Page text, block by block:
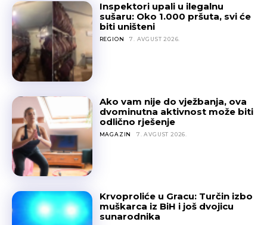
Inspektori upali u ilegalnu
sušaru: Oko 1.000 pršuta, svi će
biti uništeni
REGION 7. AVGUST 2026.
Ako vam nije do vježbanja, ova
dvominutna aktivnost može biti
odlično rješenje
MAGAZIN 7. AVGUST 2026.
Krvoproliće u Gracu: Turčin izbo
muškarca iz BiH i još dvojicu
sunarodnika